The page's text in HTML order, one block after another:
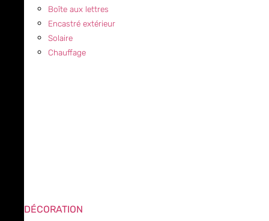
Boîte aux lettres
Encastré extérieur
Solaire
Chauffage
DÉCORATION